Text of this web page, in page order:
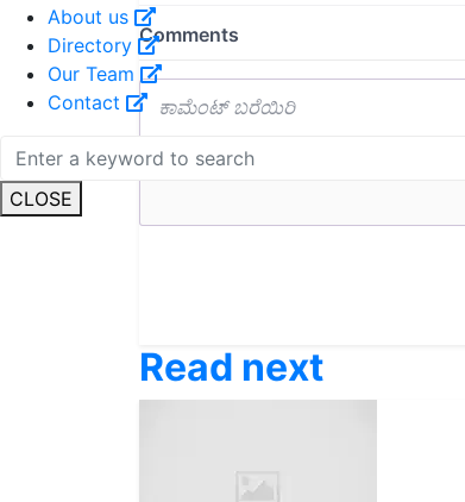
About us
Directory
Our Team
Contact
CLOSE
Read next